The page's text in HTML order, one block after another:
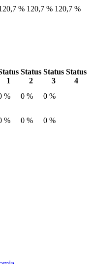
% 120,7 % 120,7 %
1
Status
2
Status
3
Status
4
% 0 % 0 %
% 0 % 0 %